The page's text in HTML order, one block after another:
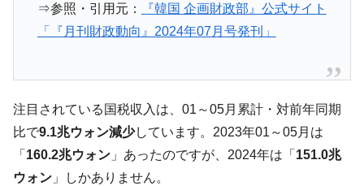
種は全般的「不調」⇒ PSIが示す現況は決して良くない。
『Money1』
【米韓激突案件】韓国消費者院が『クーパ
『Money1』 韓国で猛暑。南東部では干ばつ
『Money1』
韓国型イージス搭載の次世代駆逐艦
「KDDX」1番艦、2032年竣工と公示
『Money1』
【対日本円】ウォン安が急進！ 日米の協調
に韓国がいっちょがみしたのでは。
⇒参照・引用元：
『韓国 企画財政部』公式サイト
「『月刊財政動向』2024年07月号発刊」
注目されている国税収入は、01～05月累計・対前年同期
比で9.1兆ウォン減少しています。2023年01～05月は
「 160.2兆ウォン 」あったのですが、2024年は「 151.0兆
ウォン 」しかありません。